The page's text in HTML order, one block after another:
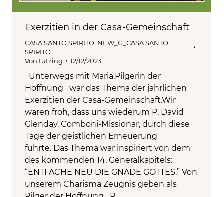
Exerzitien in der Casa-Gemeinschaft
CASA SANTO SPIRITO, NEW_G_CASA SANTO
SPIRITO
Von tutzing 12/12/2023
Unterwegs mit Maria,Pilgerin der
Hoffnung war das Thema der jährlichen
Exerzitien der Casa-Gemeinschaft.Wir
waren froh, dass uns wiederum P. David
Glenday, Comboni-Missionar, durch diese
Tage der geistlichen Erneuerung
führte. Das Thema war inspiriert von dem
des kommenden 14. Generalkapitels:
“ENTFACHE NEU DIE GNADE GOTTES.” Von
unserem Charisma Zeugnis geben als